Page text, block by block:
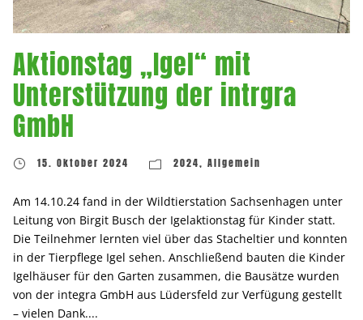
Aktionstag „Igel“ mit
Unterstützung der intrgra
GmbH
15. Oktober 2024 2024, Allgemein
Am 14.10.24 fand in der Wildtierstation Sachsenhagen unter
Leitung von Birgit Busch der Igelaktionstag für Kinder statt.
Die Teilnehmer lernten viel über das Stacheltier und konnten
in der Tierpflege Igel sehen. Anschließend bauten die Kinder
Igelhäuser für den Garten zusammen, die Bausätze wurden
von der integra GmbH aus Lüdersfeld zur Verfügung gestellt
– vielen Dank....